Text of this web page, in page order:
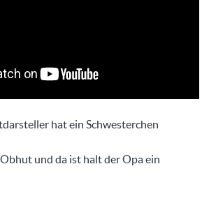
hat ein Schwesterchen
und da ist halt der Opa ein